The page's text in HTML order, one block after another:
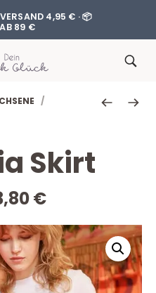
4,95 € · 📦
89 €
/
Skirt
€